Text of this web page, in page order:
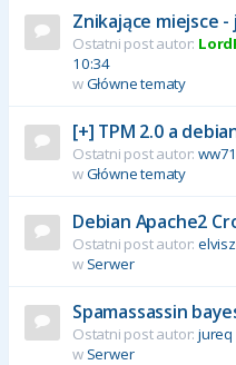
Znikające miejsce -
Ostatni post autor:
10:34
wGłówne tematy
[+] TPM 2.0 a
Ostatni post autor: ww71
wGłówne tematy
Debian Apache2
Ostatni post autor:
w Serwer
Spamassassin
Ostatni post autor: jureq
w Serwer